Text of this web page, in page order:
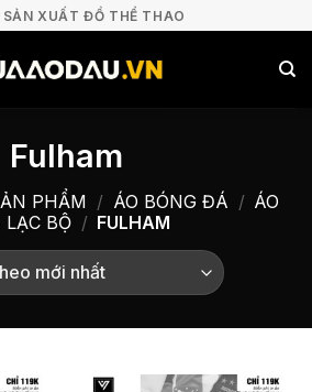
SẢN XUẤT ĐỒ THỂ THAO
Fulham
PHẨM / ÁO BÓNG ĐÁ / ÁO
LẠC BỘ / FULHAM